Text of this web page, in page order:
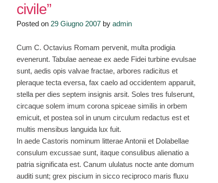
civile”
Posted on 29 Giugno 2007by admin
Cum C. Octavius Romam pervenit, multa prodigia
evenerunt. Tabulae aeneae ex aede Fidei turbine evulsae
sunt, aedis opis valvae fractae, arbores radicitus et
pleraque tecta eversa, fax caelo ad occidentem apparuit,
stella per dies septem insignis arsit. Soles tres fulserunt,
circaque solem imum corona spiceae similis in orbem
emicuit, et postea sol in unum circulum redactus est et
multis mensibus languida lux fuit.
In aede Castoris nominum litterae Antonii et Dolabellae
consulum excussae sunt, itaque consulibus alienatio a
patria significata est. Canum ululatus nocte ante domum
auditi sunt; grex piscium in sicco reciproco maris fluxu